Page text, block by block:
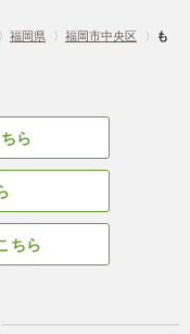
〉 福岡県 〉 福岡市中央区 〉
も
ら
ちら